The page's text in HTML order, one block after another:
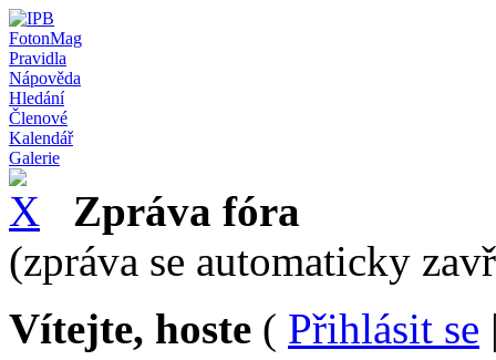
FotonMag
Pravidla
Nápověda
Hledání
Členové
Kalendář
Galerie
Zpráva fóra
(zpráva se automaticky
Vítejte, hoste ( Přihlásit se